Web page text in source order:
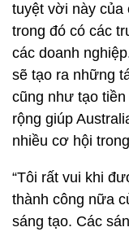
tuyệt vời này của
trong đó có các
các doanh
sẽ tạo ra những
cũng như tạo
rộng giúp
nhiều cơ hội
“Tôi rất vui khi
thành công nữa
sáng tạo. Các